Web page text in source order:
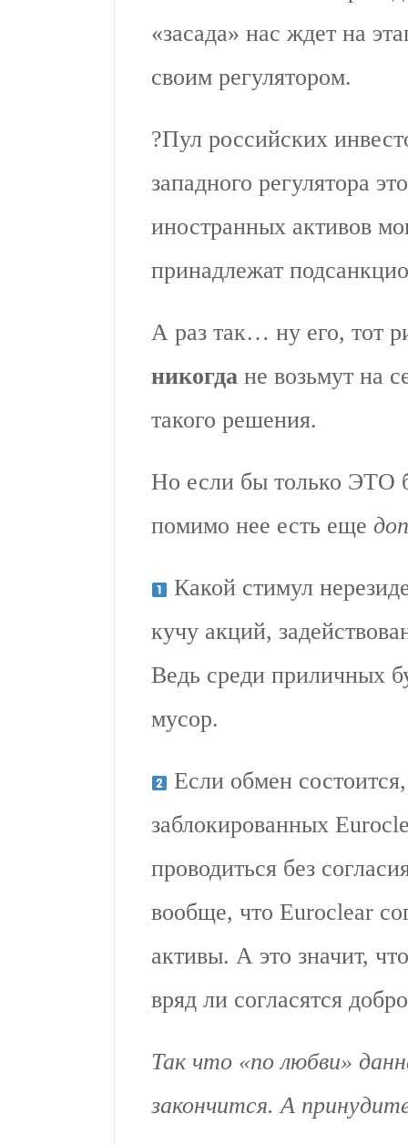
«засада» нас ждет на
своим регулятором.
?Пул российских
западного регулятора
иностранных активов
принадлежат
А раз так… ну его, тот
никогда не возьмут на
такого решения.
Но если бы только ЭТО
помимо нее есть еще
Какой стимул
кучу акций,
Ведь среди приличных
мусор.
Если обмен
заблокированных
проводиться без
вообще, что Euroclear
активы. А это значит,
вряд ли согласятся
Так что «по любви»
закончится. А